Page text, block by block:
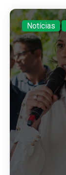
Notícias ,